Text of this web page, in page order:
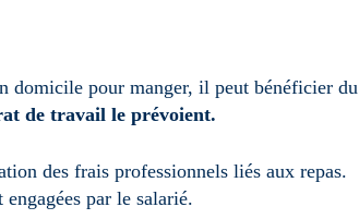
domicile pour manger, il peut bénéficier du
de travail le prévoient.
des frais professionnels liés aux repas.
par le salarié.